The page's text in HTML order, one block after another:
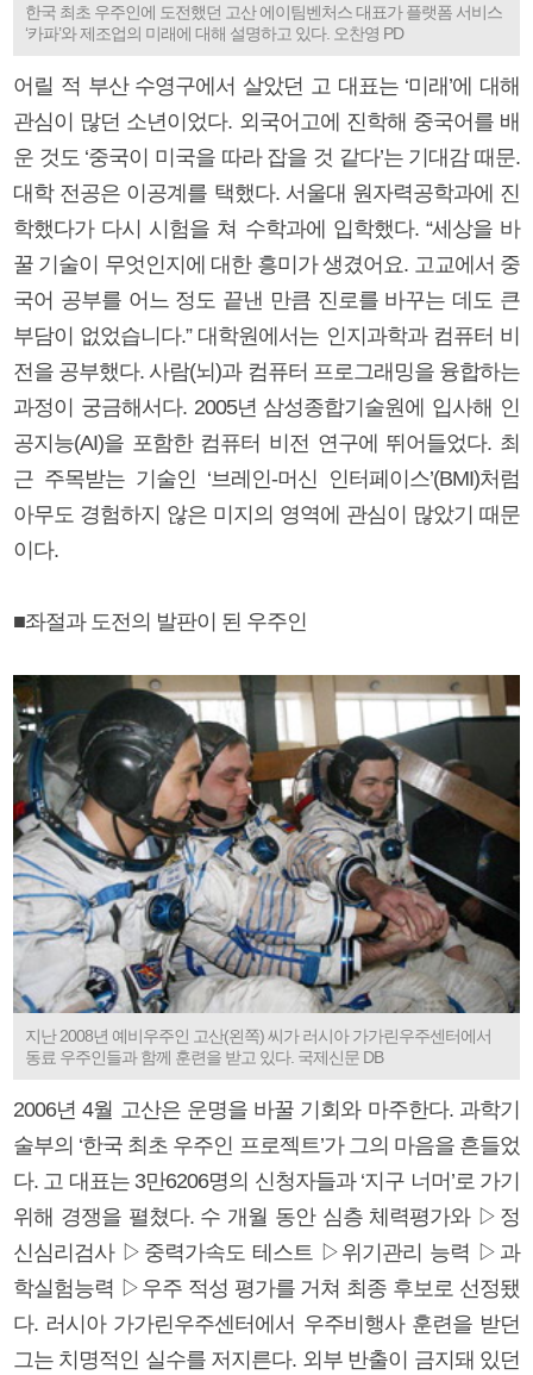
한국 최초 우주인에 도전했던 고산 에이팀벤처스 대표가 플랫폼 서비스
‘카파’와 제조업의 미래에 대해 설명하고 있다. 오찬영 PD
어릴 적 부산 수영구에서 살았던 고 대표는 ‘미래’에 대해
관심이 많던 소년이었다. 외국어고에 진학해 중국어를 배
운 것도 ‘중국이 미국을 따라 잡을 것 같다’는 기대감 때문.
대학 전공은 이공계를 택했다. 서울대 원자력공학과에 진
학했다가 다시 시험을 쳐 수학과에 입학했다. “세상을 바
꿀 기술이 무엇인지에 대한 흥미가 생겼어요. 고교에서 중
국어 공부를 어느 정도 끝낸 만큼 진로를 바꾸는 데도 큰
부담이 없었습니다.” 대학원에서는 인지과학과 컴퓨터 비
전을 공부했다. 사람(뇌)과 컴퓨터 프로그래밍을 융합하는
과정이 궁금해서다. 2005년 삼성종합기술원에 입사해 인
공지능(AI)을 포함한 컴퓨터 비전 연구에 뛰어들었다. 최
근 주목받는 기술인 ‘브레인-머신 인터페이스’(BMI)처럼
아무도 경험하지 않은 미지의 영역에 관심이 많았기 때문
이다.
■좌절과 도전의 발판이 된 우주인
지난 2008년 예비우주인 고산(왼쪽) 씨가 러시아 가가린우주센터에서
동료 우주인들과 함께 훈련을 받고 있다. 국제신문 DB
2006년 4월 고산은 운명을 바꿀 기회와 마주한다. 과학기
술부의 ‘한국 최초 우주인 프로젝트’가 그의 마음을 흔들었
다. 고 대표는 3만6206명의 신청자들과 ‘지구 너머’로 가기
위해 경쟁을 펼쳤다. 수 개월 동안 심층 체력평가와 ▷정
신심리검사 ▷중력가속도 테스트 ▷위기관리 능력 ▷과
학실험능력 ▷우주 적성 평가를 거쳐 최종 후보로 선정됐
다. 러시아 가가린우주센터에서 우주비행사 훈련을 받던
그는 치명적인 실수를 저지른다. 외부 반출이 금지돼 있던